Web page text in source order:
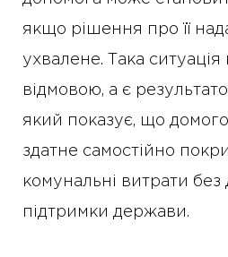
якщо рішення про її
ухвалене. Така
відмовою, а є
який показує, що
здатне самостійно
комунальні витрати без
підтримки держави.